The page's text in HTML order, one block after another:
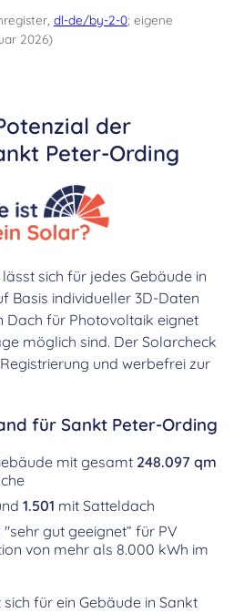
dl-de/by-2-0; eigene
2026)
der
Peter-Ording
lässt sich für jedes Gebäude in
Basis individueller 3D-Daten
Dach für Photovoltaik eignet
möglich sind. Der Solarcheck
und werbefrei zur
für Sankt Peter-Ording
mit gesamt 248.097 qm
1.501 mit Satteldach
gut geeignet“ für PV
von mehr als 8.000 kWh im
für ein Gebäude in Sankt